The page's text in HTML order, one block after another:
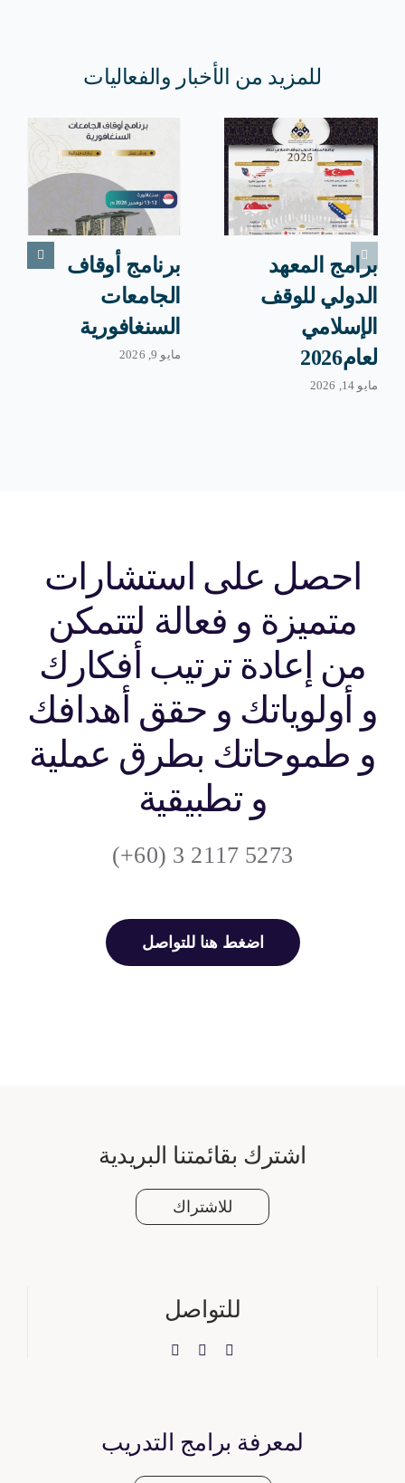
للمزيد من الأخبار والفعاليات
برامج المعهد
الدولي للوقف
الإسلامي
لعام2026
مايو 14, 2026
برنامج أوقاف
الجامعات
السنغافورية
مايو 9, 2026
احصل على استشارات
متميزة و فعالة لتتمكن
من إعادة ترتيب أفكارك
و أولوياتك و حقق أهدافك
و طموحاتك بطرق عملية
و تطبيقية
5273 2117 3 (60+)
اضغط هنا للتواصل
اشترك بقائمتنا البريدية
للاشتراك
للتواصل
لمعرفة برامج التدريب